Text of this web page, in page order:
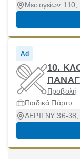
Μεσογείων
Ad
10.
Προβολή
Παιδικά Πάρτυ
ΔΕΡΙΓΝΥ 36-38,